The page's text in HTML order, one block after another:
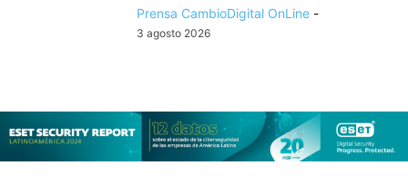
Prensa CambioDigital OnLine -
3 agosto 2026